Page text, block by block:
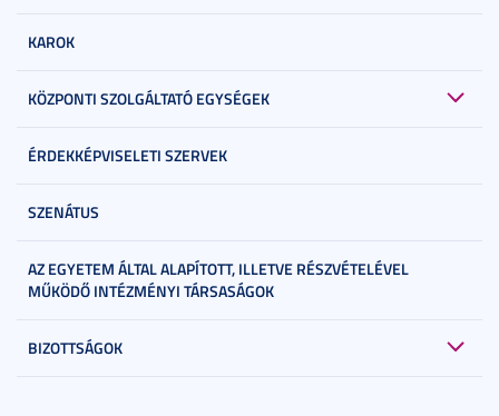
KAROK
KÖZPONTI SZOLGÁLTATÓ EGYSÉGEK
ÉRDEKKÉPVISELETI SZERVEK
SZENÁTUS
AZ EGYETEM ÁLTAL ALAPÍTOTT, ILLETVE RÉSZVÉTELÉVEL
MŰKÖDŐ INTÉZMÉNYI TÁRSASÁGOK
BIZOTTSÁGOK